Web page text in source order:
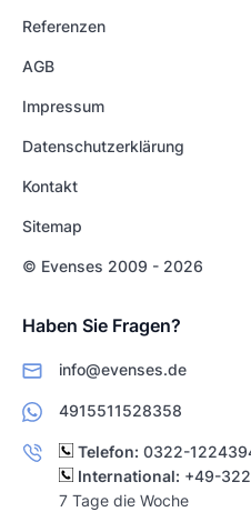
Referenzen
AGB
Impressum
Datenschutzerklärung
Kontakt
Sitemap
© Evenses 2009 - 2026
Haben Sie Fragen?
info@evenses.de
4915511528358
Telefon: 0322-
International: +49-
7 Tage die Woche